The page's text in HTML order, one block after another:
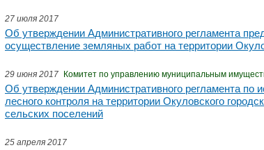
27 июля 2017
Об утверждении Административного регламента
осуществление земляных работ на территории
29 июня 2017 Комитет по управлению муниципальным
Об утверждении Административного регламента
лесного контроля на территории Окуловского
сельских поселений
25 апреля 2017